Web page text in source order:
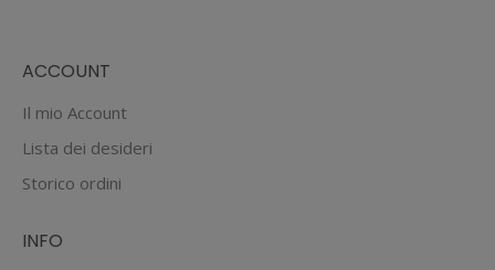
ACCOUNT
Il mio Account
Lista dei desideri
Storico ordini
INFO